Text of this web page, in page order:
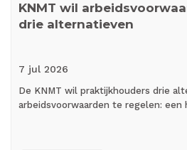
KNMT wil
drie alternatieven
7 jul 2026
De KNMT wil praktijkhouders drie
arbeidsvoorwaarden te regelen: een